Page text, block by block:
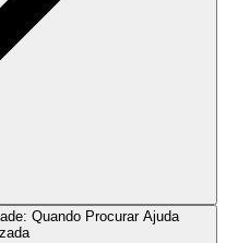
Quando Procurar Ajuda